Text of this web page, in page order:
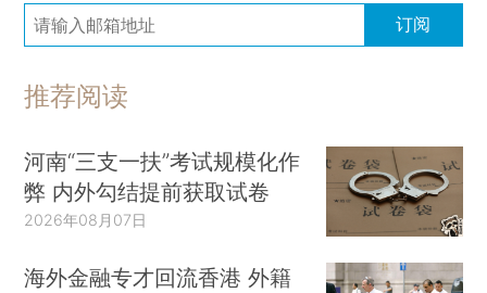
订阅
推荐阅读
河南“三支一扶”考试规模化作
弊 内外勾结提前获取试卷
2026年08月07日
海外金融专才回流香港 外籍